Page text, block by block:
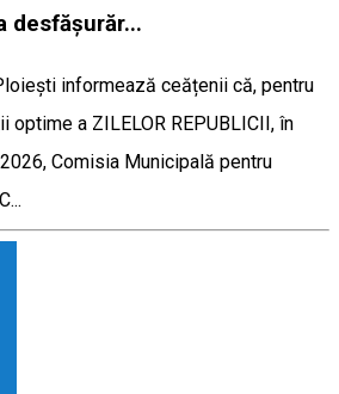
desfășurăr...
informează ceățenii că, pentru
optime a ZILELOR REPUBLICII, în
Comisia Municipală pentru